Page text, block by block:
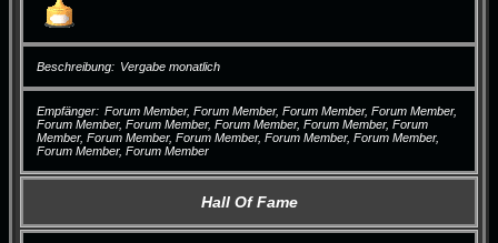
Beschreibung Vergabe monatlich
Empfänger
Forum Member, Forum Member, Forum Member, Forum Member,
Forum Member, Forum Member, Forum Member, Forum Member, Forum
Member, Forum Member, Forum Member, Forum Member, Forum Member,
Forum Member, Forum Member
Hall Of Fame